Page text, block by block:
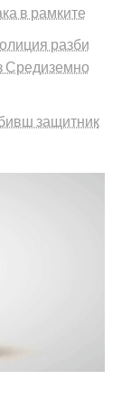
в рамките
разби
Средиземно
защитник